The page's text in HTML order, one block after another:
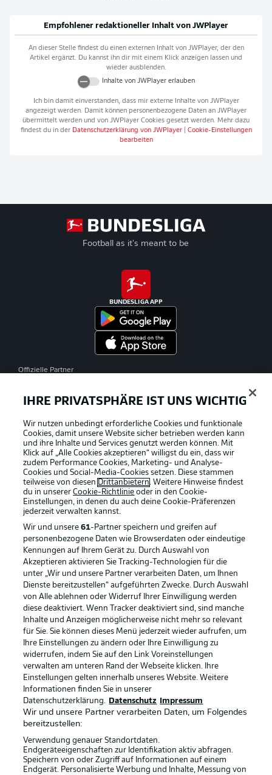
Empfohlener redaktioneller Inhalt von JWPlayer
An dieser Stelle findest du einen externen Inhalt von JWPlayer, der den
Artikel ergänzt. Du kannst ihn dir mit einem Klick anzeigen lassen und
wieder ausblenden.
Inhalte von JWPlayererlauben
Ich bin damit einverstanden, dass mir externe Inhalte von JWPlayer
angezeigt werden. Damit können personenbezogene Daten an JWPlayer
übermittelt werden und von JWPlayer Cookies gesetzt werden. Mehr dazu
findest du in der Datenschutzerklärung von JWPlayer| Cookie-Einstellungen
bearbeiten
Football as it's meant to be
BUNDESLIGA APP
Offizielle Partner
Rechtliche Hinweise Voreinstellungen verwalten
Datenschutz Nutzungsbedingungen
Broadcaster Kontakt
Jobs Impressum
Partner Spieler
Liveticker
IHRE PRIVATSPHÄRE IST UNS WICHTIG
Wir nutzen unbedingt erforderliche Cookies und funktionale
Cookies, damit unsere Website sicher betrieben werden kann
und ihre Inhalte und Services genutzt werden können. Mit
Klick auf „Alle Cookies akzeptieren“ willigst du ein, dass wir
zudem Performance Cookies, Marketing- und Analyse-
Cookies und Social-Media-Cookies setzen. Diese stammen
teilweise von diesen Drittanbietern. Weitere Hinweise findest
du in unsererCookie-Richtlinie oder in den Cookie-
Einstellungen, in denen du auch deine Cookie-Präferenzen
jederzeit verwalten kannst.
Wir und unsere61-Partner speichern und greifen auf
personenbezogene Daten wie Browserdaten oder eindeutige
Kennungen auf Ihrem Gerät zu. Durch Auswahl von
Akzeptieren aktivieren Sie Tracking-Technologien für die
unter „Wir und unsere Partner verarbeiten Daten, um Ihnen
Dienste bereitzustellen“ aufgeführten Zwecke. Durch Auswahl
von Alle ablehnen oder Widerruf Ihrer Einwilligung werden
diese deaktiviert. Wenn Tracker deaktiviert sind, sind manche
Inhalte und Anzeigen möglicherweise nicht mehr so relevant
für Sie. Sie können dieses Menü jederzeit wieder aufrufen, um
Ihre Einstellungen zu ändern oder Ihre Einwilligung zu
widerrufen, indem Sie auf den Link Voreinstellungen
verwalten am unteren Rand der Webseite klicken. Ihre
Einstellungen gelten innerhalb unseres Website. Weitere
Informationen finden Sie in unserer
Datenschutzerklärung.
Datenschutz Impressum
Wir und unsere Partner verarbeiten Daten, um Folgendes
bereitzustellen:
Verwendung genauer Standortdaten.
Endgeräteeigenschaften zur Identifikation aktiv abfragen.
Speichern von oder Zugriff auf Informationen auf einem
Endgerät. Personalisierte Werbung und Inhalte, Messung von